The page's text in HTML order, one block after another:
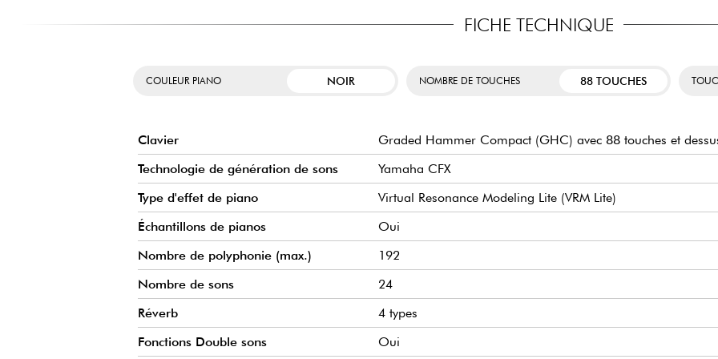
dernier offre au pianiste une sensation de toucher proche de celle d’un piano
acoustique classique. Les touches sont ainsi lestées afin de simuler le poids des
concert Yamaha CFX, réputé pour sa richesse harmonique et sa puissance. Vous
Ce piano numérique
Nous avons
type de décoration.
FICHE TECHNIQUE
COULEUR PIANO NOIR NOMBRE DE TOUCHES 88 TOUCHES
Clavier
Graded Hammer Compact (GHC) avec 88 touches et
Technologie de génération de sons
Yamaha CFX
Type d'effet de piano
Virtual Resonance Modeling Lite (VRM Lite)
Échantillons de pianos
Oui
Nombre de polyphonie (max.)
192
Nombre de sons
24
Réverb
4 types
Fonctions Double sons
Oui